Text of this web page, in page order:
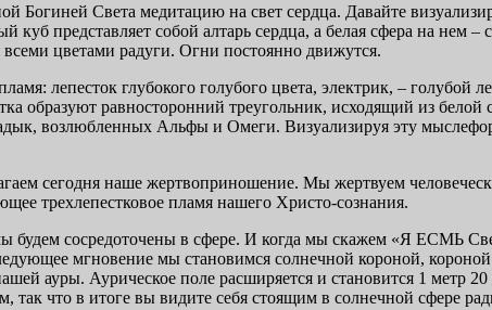
Богиней Света медитацию на свет сердца. Давайте
куб представляет собой алтарь сердца, а белая сфера на нем
цветами радуги. Огни постоянно движутся.
лепесток глубокого голубого цвета, электрик, –
образуют равносторонний треугольник, исходящий из
возлюбленных Альфы и Омеги. Визуализируя эту
сегодня наше жертвоприношение. Мы жертвуем
трехлепестковое пламя нашего Христо-сознания.
будем сосредоточены в сфере. И когда мы скажем «Я ЕСМЬ
мгновение мы становимся солнечной короной,
ауры. Аурическое поле расширяется и становится 1 метр
так что в итоге вы видите себя стоящим в солнечной сфере